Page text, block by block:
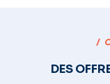
/
DES